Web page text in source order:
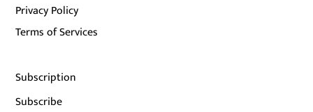
Privacy Policy
Terms of Services
Subscription
Subscribe